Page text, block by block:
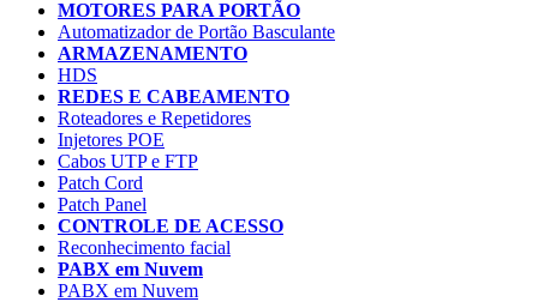
MOTORES PARA PORTÃO
Automatizador de Portão Basculante
ARMAZENAMENTO
HDS
REDES E CABEAMENTO
Roteadores e Repetidores
Injetores POE
Cabos UTP e FTP
Patch Cord
Patch Panel
CONTROLE DE ACESSO
Reconhecimento facial
PABX em Nuvem
PABX em Nuvem